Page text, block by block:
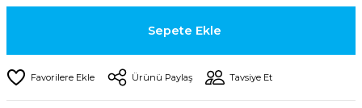
Sepete Ekle
Ürünü Paylaş Tavsiye Et